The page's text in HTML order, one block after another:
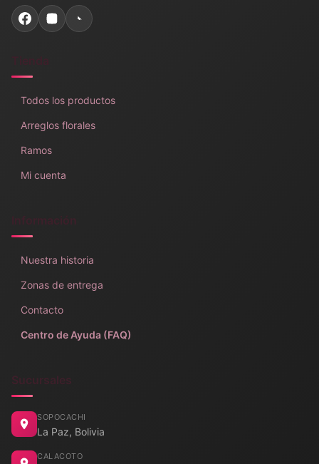
Todos los productos
Arreglos florales
Ramos
Mi cuenta
Información
Nuestra historia
Zonas de entrega
Contacto
Centro de Ayuda (FAQ)
Sucursales
SOPOCACHI
La Paz, Bolivia
CALACOTO